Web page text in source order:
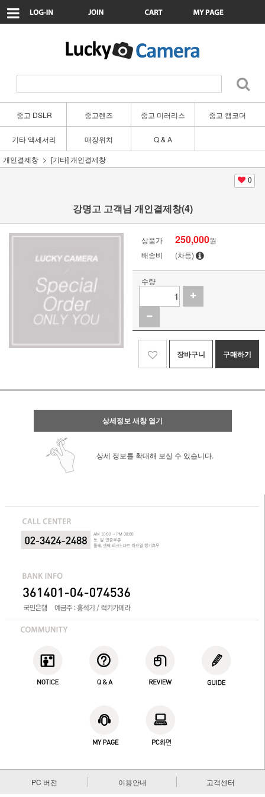
중고 DSLR 중고렌즈 중고 미러리스 중고 캠코더
기타 액세서리 매장위치
Q & A
개인결제창
[기타] 개인결제창
0
강명고 고객님 개인결제창(4)
상품가 250,000원
배송비
(차등)
수량
장바구니 구매하기
상세정보 새창 열기
상세 정보를 확대해 보실 수 있습니다.
PC 버전 이용안내 고객센터